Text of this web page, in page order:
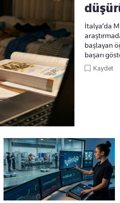
İtalya’da
başlayan
başarı
Kaydet